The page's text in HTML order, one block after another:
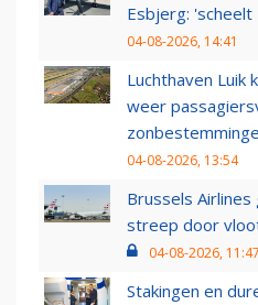
Esbjerg:
04-08-2026, 14:41
Luchthaven Luik
weer
04-08-2026, 13:54
Brussels
streep door
04-08-2026, 11:47
Stakingen en